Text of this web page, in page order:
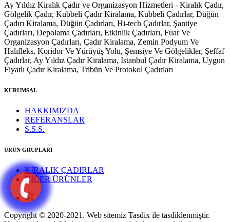
Ay Yıldız Kiralık Çadır ve Organizasyon Hizmetleri - Kiralık Çadır,
Gölgelik Çadır, Kubbeli Çadır Kiralama, Kubbeli Çadırlar, Düğün
Çadırı Kiralama, Düğün Çadırları, Hi-tech Çadırlar, Şantiye
Çadırları, Depolama Çadırları, Etkinlik Çadırları, Fuar Ve
Organizasyon Çadırları, Çadır Kiralama, Zemin Podyum Ve
Halıfleks, Koridor Ve Yürüyüş Yolu, Şemsiye Ve Gölgelikler, Şeffaf
Çadırlar, Ay Yıldız Çadır Kiralama, Istanbul Çadır Kiralama, Uygun
Fiyatlı Çadır Kiralama, Tribün Ve Protokol Çadırları
KURUMSAL
HAKKIMIZDA
REFERANSLAR
S.S.S.
ÜRÜN GRUPLARI
KİRALIK ÇADIRLAR
DİĞER ÜRÜNLER
Copyright © 2020-2021. Web sitemiz Tasdix ile tasdiklenmiştir.